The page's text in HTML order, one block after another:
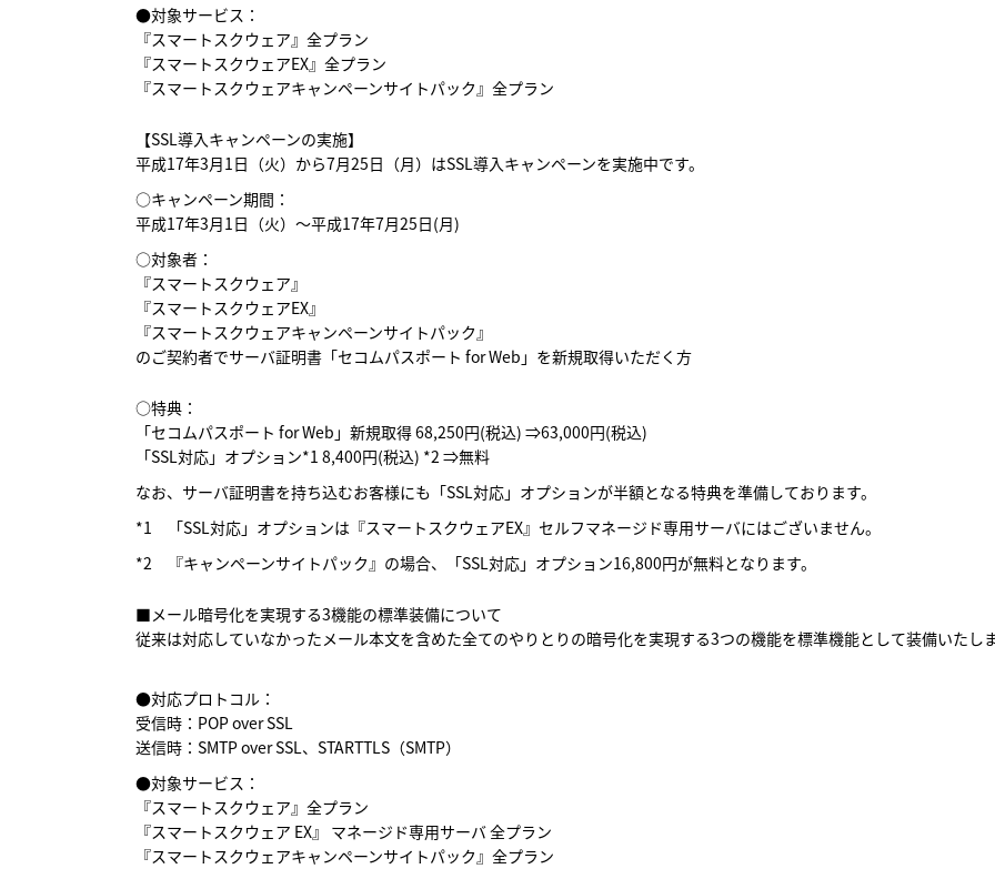
●対象サービス：
『スマートスクウェア』全プラン
『スマートスクウェアEX』全プラン
『スマートスクウェアキャンペーンサイトパック』全プラン
【SSL導入キャンペーンの実施】
平成17年3月1日（火）から7月25日（月）はSSL導入キャンペーンを実施中です。
○キャンペーン期間：
平成17年3月1日（火）～平成17年7月25日(月)
○対象者：
『スマートスクウェア』
『スマートスクウェアEX』
『スマートスクウェアキャンペーンサイトパック』
のご契約者でサーバ証明書「セコムパスポート for Web」を新規取得いただく方
○特典：
「セコムパスポート for Web」新規取得 68,250円(税込) ⇒63,000円(税込)
「SSL対応」オプション*1 8,400円(税込) *2 ⇒無料
なお、サーバ証明書を持ち込むお客様にも「SSL対応」オプションが半額となる特典を準備しております。
*1 「SSL対応」オプションは『スマートスクウェアEX』セルフマネージド専用サーバにはございません。
*2 『キャンペーンサイトパック』の場合、「SSL対応」オプション16,800円が無料となります。
■メール暗号化を実現する3機能の標準装備について
従来は対応していなかったメール本文を含めた全てのやりとりの暗号化を実現する3つの機能を標準機能として装備いたし
●対応プロトコル：
受信時：POP over SSL
送信時：SMTP over SSL、STARTTLS（SMTP）
●対象サービス：
『スマートスクウェア』全プラン
『スマートスクウェア EX』 マネージド専用サーバ 全プラン
『スマートスクウェアキャンペーンサイトパック』全プラン